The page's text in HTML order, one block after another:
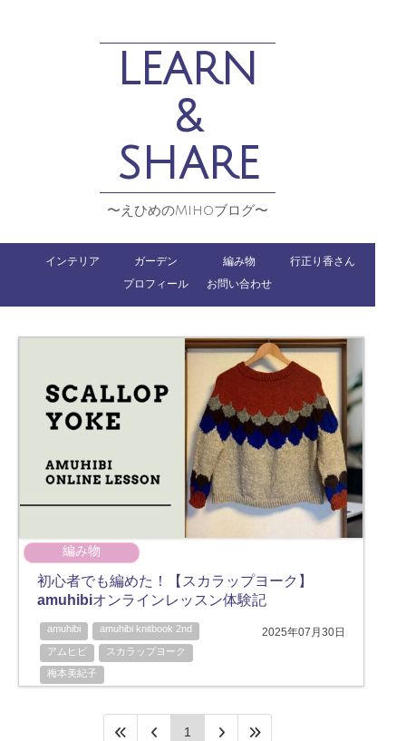
LEARN
&
SHARE
〜えひめのMihoブログ〜
インテリア ガーデン 編み物
行正り香さん
プロフィール
お問い合わせ
編み物
初心者でも編めた！【スカラップヨーク】
amuhibiオンラインレッスン体験記
amuhibi amuhibi knitbook 2nd
アムヒビ
スカラップヨーク
梅本美紀子
2025年07月30日
1